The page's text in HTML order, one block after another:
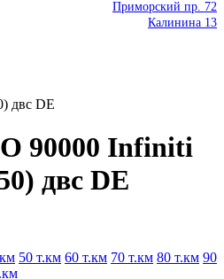
Приморский пр. 72
Калинина 13
двс DE
90000 Infiniti
двс DE
50 т.км 60 т.км 70 т.км 80 т.км 90